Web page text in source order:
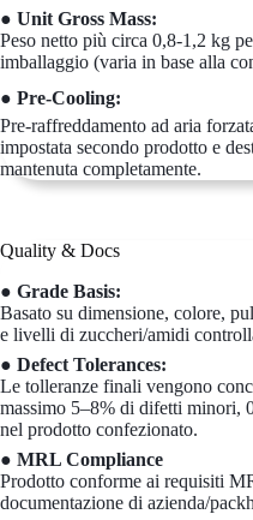
● Unit Gross Mass:
Peso netto più circa 0,8-1,2 kg
imballaggio (varia in base alla
● Pre-Cooling:
Pre-raffreddamento ad aria
impostata secondo prodotto e
mantenuta completamente.
Quality & Docs
● Grade Basis:
Basato su dimensione, colore,
e livelli di zuccheri/amidi
● Defect Tolerances:
Le tolleranze finali vengono
massimo 5–8% di difetti minori,
nel prodotto confezionato.
● MRL Compliance
Prodotto conforme ai requisiti
documentazione di azienda/